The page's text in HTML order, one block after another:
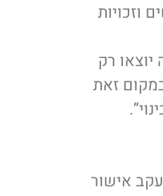
וזכויות
רק
זאת
עקב אישור